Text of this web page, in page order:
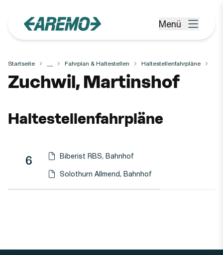
Menü öffnen
Menü
Startseite ... Fahrplan & Haltestellen Haltestellenfahrpläne
Haltestelle
Zuchwil, Martinshof
Haltestellenfahrpläne
Linie Richtung
Linie
6 Haltestellen-PDF herunterladen für
Biberist RBS, Bahnhof
(Öffnet in einen neuen Tab oder Fenster)
Haltestellen-PDF herunterladen für
Solothurn Allmend, Bahnhof
(Öffnet in einen neuen Tab oder Fenster)